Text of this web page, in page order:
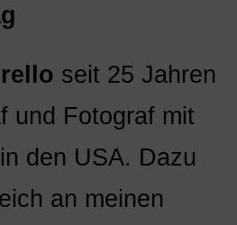
seit 25 Jahren
und Fotograf mit
den USA. Dazu
an meinen